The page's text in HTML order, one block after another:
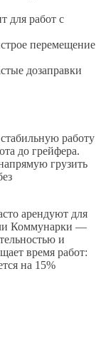
для работ с
перемещение
дозаправки
работу
до грейфера.
грузить
арендуют для
Коммунарки —
и
время работ:
на 15%